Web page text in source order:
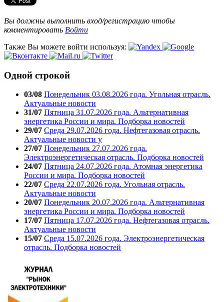
Вы должны выполнить вход/регистрацию чтобы
комментировать Войти
Также Вы можете войти используя:
Одной строкой
03/08 Понедельник 03.08.2026 года. Угольная отрасль.
Актуальные новости
31/07 Пятница 31.07.2026 года. Альтернативная
энергетика России и мира. Подборка новостей
29/07 Среда 29.07.2026 года. Нефтегазовая отрасль.
Актуальные новости у
27/07 Понедельник 27.07.2026 года.
Электроэнергетическая отрасль. Подборка новостей
24/07 Пятница 24.07.2026 года. Атомная энергетика
России и мира. Подборка новостей
22/07 Среда 22.07.2026 года. Угольная отрасль.
Актуальные новости
20/07 Понедельник 20.07.2026 года. Альтернативная
энергетика России и мира. Подборка новостей
17/07 Пятница 17.07.2026 года. Нефтегазовая отрасль.
Актуальные новости
15/07 Среда 15.07.2026 года. Электроэнергетическая
отрасль. Подборка новостей